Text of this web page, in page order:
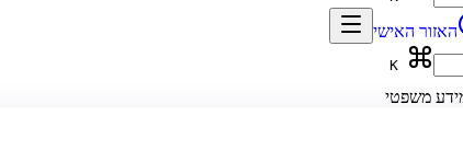
האזור האישי
משפטי